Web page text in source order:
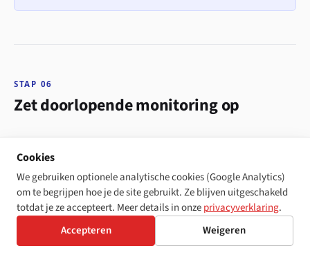
STAP 06
Zet doorlopende monitoring op
De eerste vijf stappen produceren een momentopname. De
zesde stap maakt die duurzaam. Webapplicaties
veranderen continu, en elke wijziging is een kans om een
label te verbreken, een focusring te verliezen of een
component uit te leveren dat zichzelf als div aan NVDA
aankondigt. De naleving die u vorige maand bereikte,
Cookies
We gebruiken optionele analytische cookies (Google Analytics)
om te begrijpen hoe je de site gebruikt. Ze blijven uitgeschakeld
totdat je ze accepteert. Meer details in onzeprivacyverklaring.
Accepteren
Weigeren